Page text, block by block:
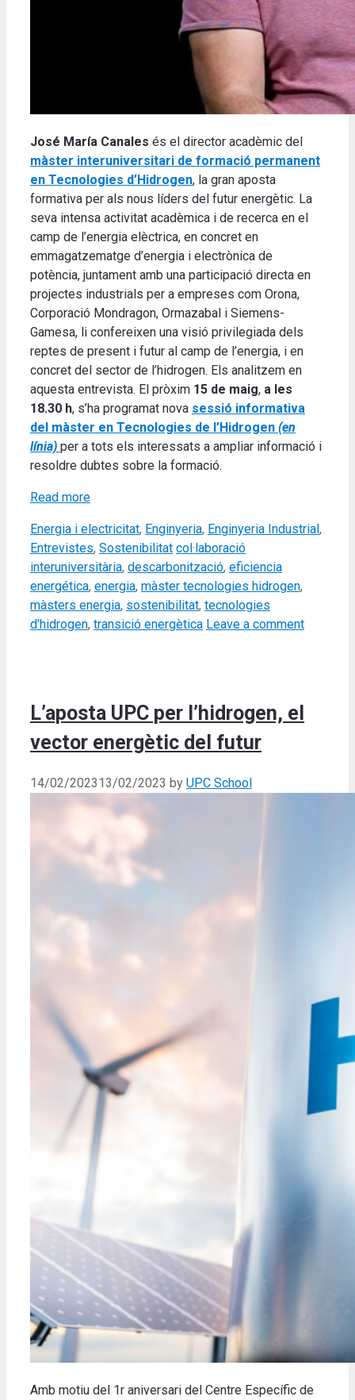
José María Canales és el director acadèmic del
màster interuniversitari de formació permanent
en Tecnologies d’Hidrogen, la gran aposta
formativa per als nous líders del futur energètic. La
seva intensa activitat acadèmica i de recerca en el
camp de l’energia elèctrica, en concret en
emmagatzematge d’energia i electrònica de
potència, juntament amb una participació directa en
projectes industrials per a empreses com Orona,
Corporació Mondragon, Ormazabal i Siemens-
Gamesa, li confereixen una visió privilegiada dels
reptes de present i futur al camp de l’energia, i en
concret del sector de l’hidrogen. Els analitzem en
aquesta entrevista. El pròxim 15 de maig, a les
18.30 h, s’ha programat nova sessió informativa
del màster en Tecnologies de l’Hidrogen (en
línia) per a tots els interessats a ampliar informació i
resoldre dubtes sobre la formació.
Read more
Categories
Energia i electricitat, Enginyeria, Enginyeria Industrial ,
Entrevistes, Sostenibilitat Tags
col·laboració
interuniversitària, descarbonització, eficiencia
energética, energia, màster tecnologies hidrogen,
màsters energia, sostenibilitat, tecnologies
d'hidrogen, transició energètica Leave a comment
L’aposta UPC per l’hidrogen, el
vector energètic del futur
14/02/202313/02/2023 by UPC School
Amb motiu del 1r aniversari del Centre Específic de